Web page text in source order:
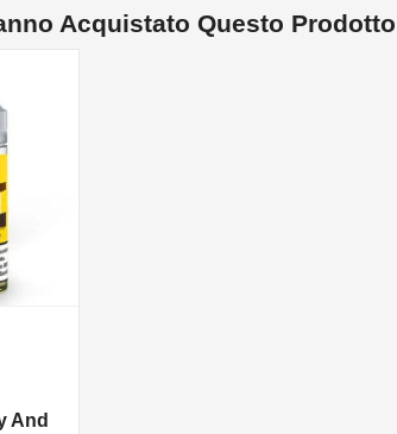
Acquistato Questo
And